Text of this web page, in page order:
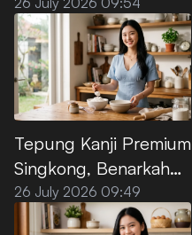
Optimalnya
Tepung Kanji Premium
Singkong, Benarkah
100% Bebas Gluten?
26 July 2026 09:49